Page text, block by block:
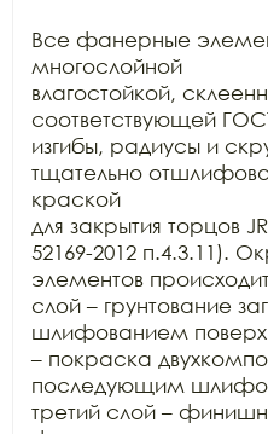
Все фанерные
многослойной
влагостойкой,
соответствующей
изгибы, радиусы и
тщательно
краской
для закрытия торцов
52169-2012 п.4.3.11).
элементов
слой – грунтование
шлифованием
– покраска
последующим
третий слой –